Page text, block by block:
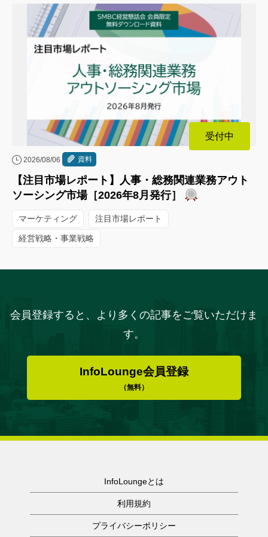
受付中
2026/08/06 資料
【注目市場レポート】人事・総務関連業務アウト
ソーシング市場［2026年8月発行］
マーケティング 注目市場レポート
経営戦略・事業戦略
会員登録すると、より多くの記事をご覧いただけま
す。
InfoLounge会員登録
（無料）
InfoLoungeとは
利用規約
プライバシーポリシー